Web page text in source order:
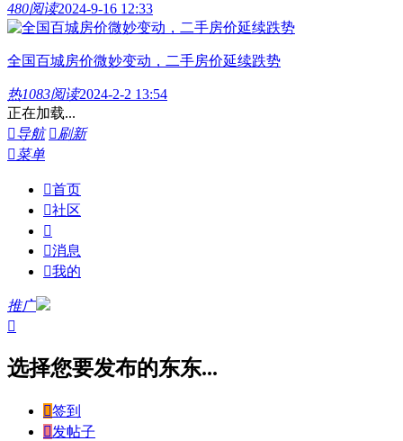
480阅读2024-9-16 12:33
全国百城房价微妙变动，二手房价延续跌势
热1083阅读2024-2-2 13:54
正在加载...
导航 刷新
菜单
首页
社区

消息
我的
推广

选择您要发布的东东...
签到
发帖子